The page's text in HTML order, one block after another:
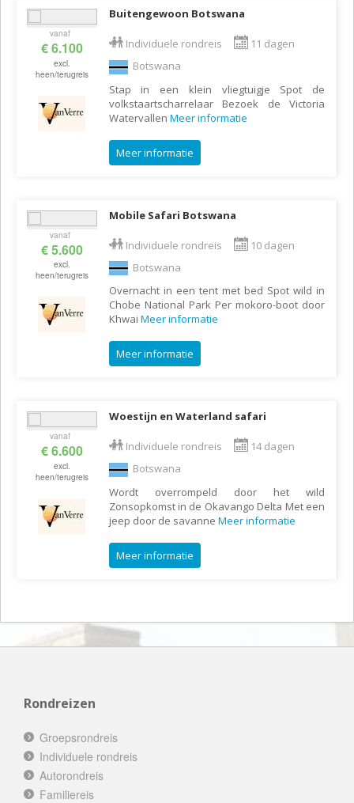
vanaf
€ 6.100
excl.
heen/terugreis
Buitengewoon Botswana
Individuele rondreis
11 dagen
Botswana
Stap in een klein vliegtuigje Spot de
volkstaartscharrelaar Bezoek de Victoria
Watervallen Meer informatie
Meer informatie
vanaf
€ 5.600
excl.
heen/terugreis
Mobile Safari Botswana
Individuele rondreis
10 dagen
Botswana
Overnacht in een tent met bed Spot wild in
Chobe National Park Per mokoro-boot door
Khwai Meer informatie
Meer informatie
vanaf
€ 6.600
excl.
heen/terugreis
Woestijn en Waterland safari
Individuele rondreis
14 dagen
Botswana
Wordt overrompeld door het wild
Zonsopkomst in de Okavango Delta Met een
jeep door de savanne Meer informatie
Meer informatie
Rondreizen
Groepsrondreis
Individuele rondreis
Autorondreis
Familiereis